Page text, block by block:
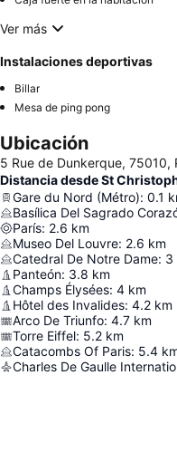
Ver más
Instalaciones deportivas
Billar
Mesa de ping pong
Ubicación
5 Rue de Dunkerque, 75010,
Distancia desde St
Gare du Nord (Métro): 0.1
Basílica Del Sagrado
París: 2.6 km
Museo Del Louvre: 2.6 km
Catedral De Notre Dame: 3
Panteón: 3.8 km
Champs Élysées: 4 km
Hôtel des Invalides: 4.2 km
Arco De Triunfo: 4.7 km
Torre Eiffel: 5.2 km
Catacombs Of Paris: 5.4
Charles De Gaulle